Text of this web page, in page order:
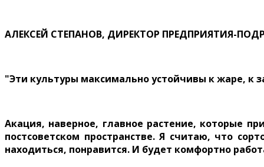
АЛЕКСЕЙ СТЕПАНОВ, ДИРЕКТОР ПРЕДПРИЯТИЯ-
"Эти культуры максимально устойчивы к жаре, к
Акация, наверное, главное растение, которые
постсоветском пространстве. Я считаю, что
находиться, понравится. И будет комфортно